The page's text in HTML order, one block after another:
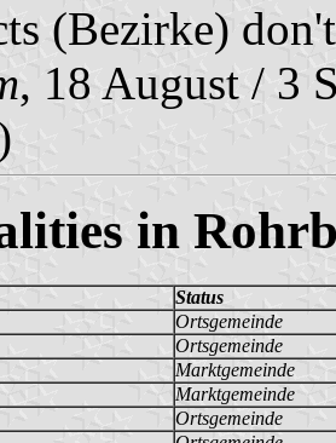
(Bezirke)
, 18 August / 3
in
Status
Ortsgemeinde
Ortsgemeinde
Marktgemeinde
Marktgemeinde
Ortsgemeinde